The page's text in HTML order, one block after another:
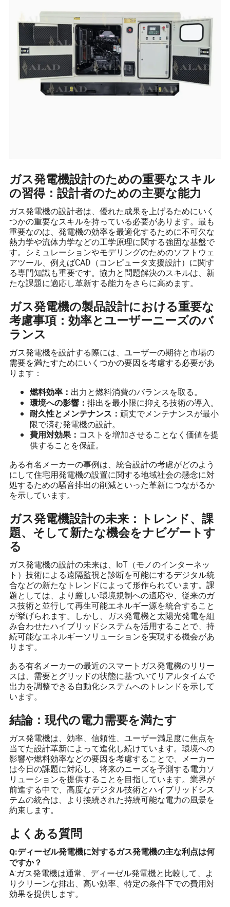
ガス発電機設計のための重要なスキル
の習得：設計者のための主要な能力
ガス発電機の設計者は、優れた成果を上げるためにいく
つかの重要なスキルを持っている必要があります。最も
重要なのは、発電機の効率を最適化するために不可欠な
熱力学や流体力学などの工学原理に関する強固な基盤で
す。シミュレーションやモデリングのためのソフトウェ
アツール、例えばCAD（コンピュータ支援設計）に関す
る専門知識も重要です。協力と問題解決のスキルは、新
たな課題に適応し革新する能力をさらに高めます。
ガス発電機の製品設計における重要な
考慮事項：効率とユーザーニーズのバ
ランス
ガス発電機を設計する際には、ユーザーの期待と市場の
需要を満たすためにいくつかの要因を考慮する必要があ
ります：
燃料効率： 出力と燃料消費のバランスを取る。
環境への影響：排出を最小限に抑える技術の導入。
耐久性とメンテナンス：頑丈でメンテナンスが最小
限で済む発電機の設計。
費用対効果： コストを増加させることなく価値を提
供することを保証。
ある有名メーカーの事例は、統合設計の考慮がどのよう
にして住宅用発電機の設置に関する地域社会の懸念に対
処するための騒音排出の削減といった革新につながるか
を示しています。
ガス発電機設計の未来：トレンド、課
題、そして新たな機会をナビゲートす
る
ガス発電機の設計の未来は、IoT（モノのインターネッ
ト）技術による遠隔監視と診断を可能にするデジタル統
合などの新たなトレンドによって形作られています。課
題としては、より厳しい環境規制への適応や、従来のガ
ス技術と並行して再生可能エネルギー源を統合すること
が挙げられます。しかし、ガス発電機と太陽光発電を組
み合わせたハイブリッドシステムを活用することで、持
続可能なエネルギーソリューションを実現する機会があ
ります。
ある有名メーカーの最近のスマートガス発電機のリリー
スは、需要とグリッドの状態に基づいてリアルタイムで
出力を調整できる自動化システムへのトレンドを示して
います。
結論：現代の電力需要を満たす
ガス発電機は、効率、信頼性、ユーザー満足度に焦点を
当てた設計革新によって進化し続けています。環境への
影響や燃料効率などの要因を考慮することで、メーカー
は今日の課題に対応し、将来のニーズを予測する電力ソ
リューションを提供することを目指しています。業界が
前進する中で、高度なデジタル技術とハイブリッドシス
テムの統合は、より接続された持続可能な電力の風景を
約束します。
よくある質問
Q:ディーゼル発電機に対するガス発電機の主な利点は何
ですか？
A:ガス発電機は通常、ディーゼル発電機と比較して、よ
りクリーンな排出、高い効率、特定の条件下での費用対
効果を提供します。